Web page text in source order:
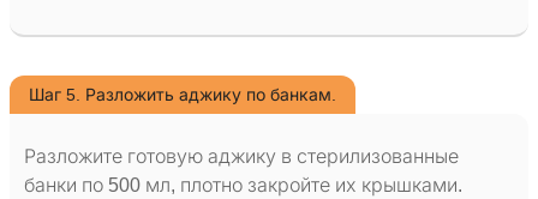
Шаг 5. Разложить аджику по банкам.
Разложите готовую аджику в стерилизованные
банки по 500 мл, плотно закройте их крышками.